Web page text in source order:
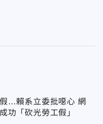
…賴系立委批噁心 網
功「砍光勞工假」